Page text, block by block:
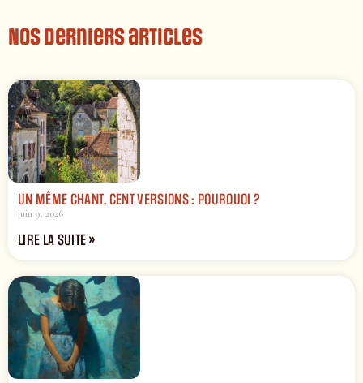
Nos derniers articles
UN MÊME CHANT, CENT VERSIONS : POURQUOI ?
juin 9, 2026
LIRE LA SUITE »